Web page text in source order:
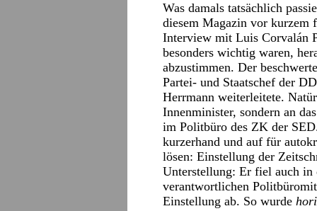
Was damals tatsächlich
diesem Magazin vor kurzem
Interview mit Luis Corvalán
besonders wichtig waren,
abzustimmen. Der
Partei- und Staatschef der
Herrmann weiterleitete.
Innenminister, sondern an
im Politbüro des ZK der
kurzerhand und auf für
lösen: Einstellung der
Unterstellung: Er fiel auch in
verantwortlichen
Einstellung ab. So wurde